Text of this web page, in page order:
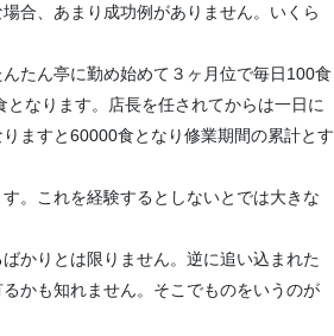
合、あまり成功例がありません。いくら
たん亭に勤め始めて３ヶ月位で毎日100食
なります。店長を任されてからは一日に
ますと60000食となり修業期間の累計とす
。これを経験するとしないとでは大きな
かりとは限りません。逆に追い込まれた
かも知れません。そこでものをいうのが